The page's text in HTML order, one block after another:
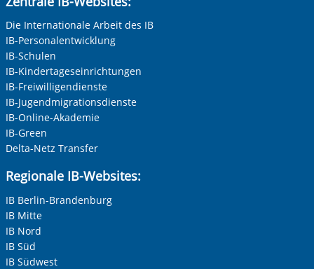
Die Internationale Arbeit des IB
IB-Personalentwicklung
IB-Schulen
IB-Kindertageseinrichtungen
IB-Freiwilligendienste
IB-Jugendmigrationsdienste
IB-Online-Akademie
IB-Green
Delta-Netz Transfer
Regionale IB-Websites:
IB Berlin-Brandenburg
IB Mitte
IB Nord
IB Süd
IB Südwest